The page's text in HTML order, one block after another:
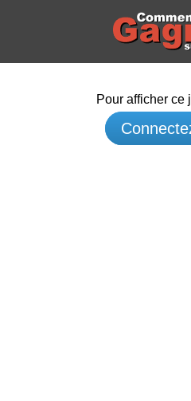
Pour afficher ce